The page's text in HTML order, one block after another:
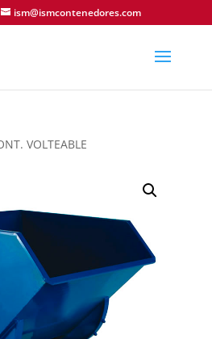
ism@ismcontenedores.com
VOLTEABLE